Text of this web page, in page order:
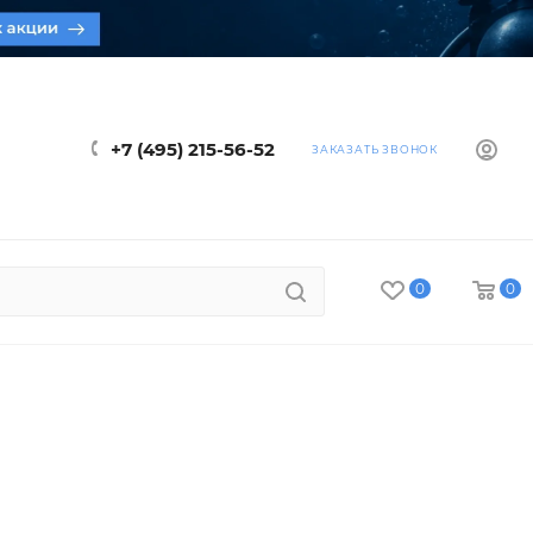
+7 (495) 215-56-52 ЗАКАЗАТЬ ЗВОНОК
0 0